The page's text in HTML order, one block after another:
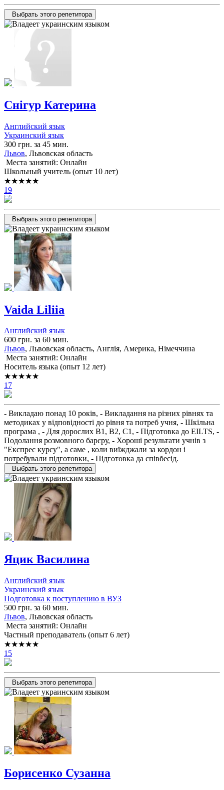
Выбрать этого репетитора
Снігур Катерина
Английский язык
Украинский язык
300 грн. за 45 мин.
Львов, Львовская область
Места занятий: Онлайн
Школьный учитель (опыт 10 лет)
★★★★★
19
Выбрать этого репетитора
Vaida Liliia
Английский язык
600 грн. за 60 мин.
Львов, Львовская область, Англія, Америка, Німеччина
Места занятий: Онлайн
Носитель языка (опыт 12 лет)
★★★★★
17
- Викладаю понад 10 років, - Викладання на різних рівнях та
методиках у відповідності до рівня та потреб учня, - Шкільна
програма , - Для дорослих B1, B2, C1, - Підготовка до EILTS, -
Подолання розмовного барєру, - Хороші результати учнів з
"Експрес курсу", а саме , коли виїжджали за кордон і
потребували підготовки, - Підготовка да співбесід.
Выбрать этого репетитора
Яцик Василина
Английский язык
Украинский язык
Подготовка к поступлению в ВУЗ
500 грн. за 60 мин.
Львов, Львовская область
Места занятий: Онлайн
Частный преподаватель (опыт 6 лет)
★★★★★
15
Выбрать этого репетитора
Борисенко Сузанна